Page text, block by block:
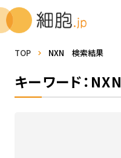
TOP NXN 検索結果
キーワード：NXN